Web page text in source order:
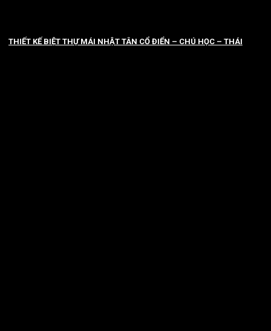
THIẾT KẾ BIỆT THỰ MÁI NHẬT TÂN CỔ ĐIỂN – CHÚ HỌC – THÁI